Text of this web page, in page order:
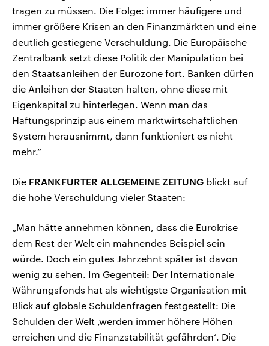
tragen zu müssen. Die Folge: immer häufigere und
immer größere Krisen an den Finanzmärkten und eine
deutlich gestiegene Verschuldung. Die Europäische
Zentralbank setzt diese Politik der Manipulation bei
den Staatsanleihen der Eurozone fort. Banken dürfen
die Anleihen der Staaten halten, ohne diese mit
Eigenkapital zu hinterlegen. Wenn man das
Haftungsprinzip aus einem marktwirtschaftlichen
System herausnimmt, dann funktioniert es nicht
mehr.“
Die FRANKFURTER ALLGEMEINE ZEITUNG blickt auf
die hohe Verschuldung vieler Staaten:
„Man hätte annehmen können, dass die Eurokrise
dem Rest der Welt ein mahnendes Beispiel sein
würde. Doch ein gutes Jahrzehnt später ist davon
wenig zu sehen. Im Gegenteil: Der Internationale
Währungsfonds hat als wichtigste Organisation mit
Blick auf globale Schuldenfragen festgestellt: Die
Schulden der Welt ‚werden immer höhere Höhen
erreichen und die Finanzstabilität gefährden‘. Die